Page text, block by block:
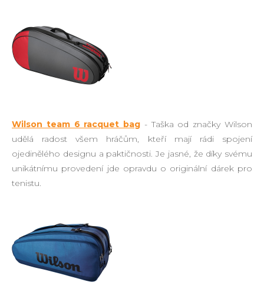
Wilson team 6 racquet bag - Taška od značky Wilson
udělá radost všem hráčům, kteří mají rádi spojení
ojedinělého designu a paktičnosti. Je jasné, že díky svému
unikátnímu provedení jde opravdu o originální dárek pro
tenistu.